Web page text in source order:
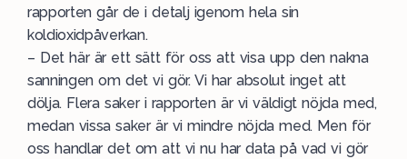
rapporten går de i detalj igenom hela sin
koldioxidpåverkan.
– Det här är ett sätt för oss att visa upp den nakna
sanningen om det vi gör. Vi har absolut inget att
dölja. Flera saker i rapporten är vi väldigt nöjda med,
medan vissa saker är vi mindre nöjda med. Men för
oss handlar det om att vi nu har data på vad vi gör